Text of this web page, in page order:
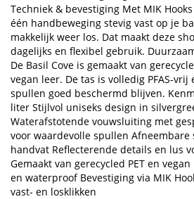
Techniek & bevestiging Met MIK
één handbeweging stevig vast op je
makkelijk weer los. Dat maakt deze
dagelijks en flexibel gebruik.
De Basil Cove is gemaakt van
vegan leer. De tas is volledig PFAS-
spullen goed beschermd blijven.
liter Stijlvol uniseks design in
Waterafstotende vouwsluiting met
voor waardevolle spullen Afneembare
handvat Reflecterende details en lus
Gemaakt van gerecycled PET en
en waterproof Bevestiging via MIK
vast- en losklikken